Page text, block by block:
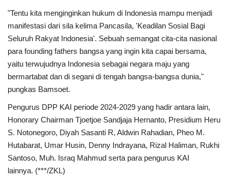
"Tentu kita menginginkan hukum di Indonesia mampu menjadi
manifestasi dari sila kelima Pancasila, 'Keadilan Sosial Bagi
Seluruh Rakyat Indonesia'. Sebuah semangat cita-cita nasional
para founding fathers bangsa yang ingin kita capai bersama,
yaitu terwujudnya Indonesia sebagai negara maju yang
bermartabat dan di segani di tengah bangsa-bangsa dunia,"
pungkas Bamsoet.
Pengurus DPP KAI periode 2024-2029 yang hadir antara lain,
Honorary Chairman Tjoetjoe Sandjaja Hernanto, Presidium Heru
S. Notonegoro, Diyah Sasanti R, Aldwin Rahadian, Pheo M.
Hutabarat, Umar Husin, Denny Indrayana, Rizal Haliman, Rukhi
Santoso, Muh. Israq Mahmud serta para pengurus KAI
lainnya. (***/ZKL)